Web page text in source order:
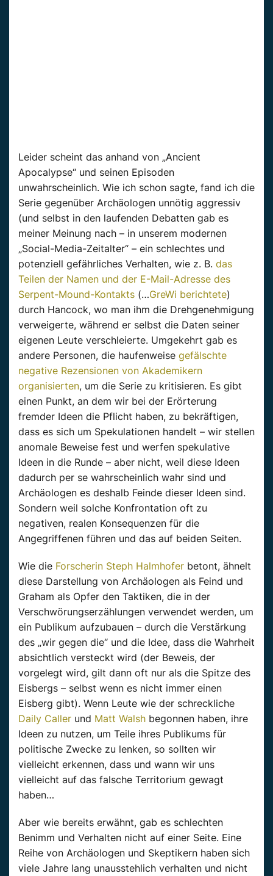
Leider scheint das anhand von „Ancient
Apocalypse“ und seinen Episoden
unwahrscheinlich. Wie ich schon sagte, fand ich die
Serie gegenüber Archäologen unnötig aggressiv
(und selbst in den laufenden Debatten gab es
meiner Meinung nach – in unserem modernen
„Social-Media-Zeitalter“ – ein schlechtes und
potenziell gefährliches Verhalten, wie z. B. das
Teilen der Namen und der E-Mail-Adresse des
Serpent-Mound-Kontakts (…GreWi berichtete)
durch Hancock, wo man ihm die Drehgenehmigung
verweigerte, während er selbst die Daten seiner
eigenen Leute verschleierte. Umgekehrt gab es
andere Personen, die haufenweise gefälschte
negative Rezensionen von Akademikern
organisierten, um die Serie zu kritisieren. Es gibt
einen Punkt, an dem wir bei der Erörterung
fremder Ideen die Pflicht haben, zu bekräftigen,
dass es sich um Spekulationen handelt – wir stellen
anomale Beweise fest und werfen spekulative
Ideen in die Runde – aber nicht, weil diese Ideen
dadurch per se wahrscheinlich wahr sind und
Archäologen es deshalb Feinde dieser Ideen sind.
Sondern weil solche Konfrontation oft zu
negativen, realen Konsequenzen für die
Angegriffenen führen und das auf beiden Seiten.
Wie die Forscherin Steph Halmhofer betont, ähnelt
diese Darstellung von Archäologen als Feind und
Graham als Opfer den Taktiken, die in der
Verschwörungserzählungen verwendet werden, um
ein Publikum aufzubauen – durch die Verstärkung
des „wir gegen die“ und die Idee, dass die Wahrheit
absichtlich versteckt wird (der Beweis, der
vorgelegt wird, gilt dann oft nur als die Spitze des
Eisbergs – selbst wenn es nicht immer einen
Eisberg gibt). Wenn Leute wie der schreckliche
Daily Caller und Matt Walsh begonnen haben, ihre
Ideen zu nutzen, um Teile ihres Publikums für
politische Zwecke zu lenken, so sollten wir
vielleicht erkennen, dass und wann wir uns
vielleicht auf das falsche Territorium gewagt
haben…
Aber wie bereits erwähnt, gab es schlechten
Benimm und Verhalten nicht auf einer Seite. Eine
Reihe von Archäologen und Skeptikern haben sich
viele Jahre lang unausstehlich verhalten und nicht